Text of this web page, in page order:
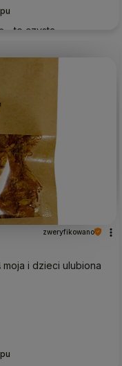
- to czysta
się z nami Twoimi
zweryfikowano
i dzieci ulubiona